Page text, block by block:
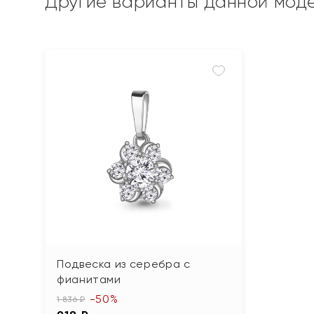
Подвеска из серебра с
фианитами
1 836 ₽ -50%